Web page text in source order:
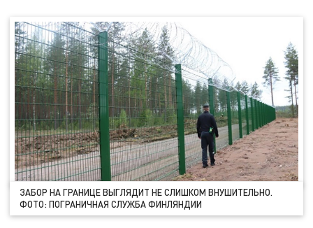
ЗАБОР НА ГРАНИЦЕ ВЫГЛЯДИТ НЕ СЛИШКОМ ВНУШИТЕЛЬНО.
ФОТО: ПОГРАНИЧНАЯ СЛУЖБА ФИНЛЯНДИИ